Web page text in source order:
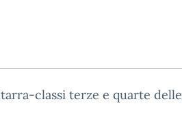
classi terze e quarte delle